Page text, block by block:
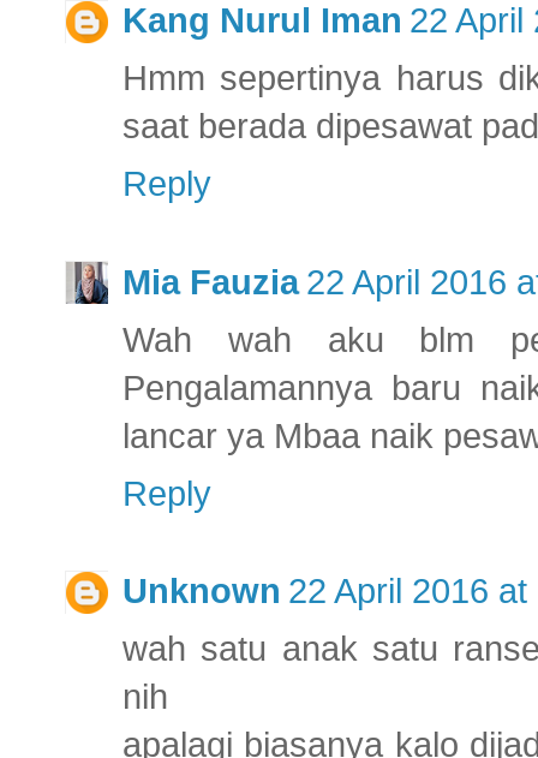
Kang Nurul Iman 22 April
Hmm sepertinya harus
saat berada dipesawat
Reply
Mia Fauzia 22 April 2016
Wah wah aku blm
Pengalamannya baru
lancar ya Mbaa naik
Reply
Unknown 22 April 2016 at
wah satu anak satu
nih
apalagi biasanya kalo